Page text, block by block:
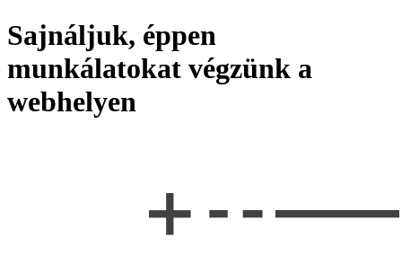
Sajnáljuk, éppen
munkálatokat végzünk a
webhelyen